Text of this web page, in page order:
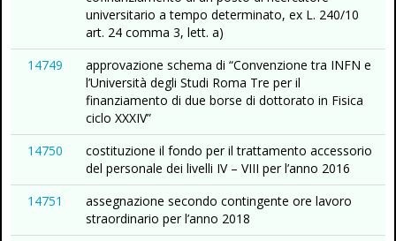
universitario a tempo determinato, ex L. 240/10
art. 24 comma 3, lett. a)
14749
approvazione schema di “Convenzione tra INFN e
l’Università degli Studi Roma Tre per il
finanziamento di due borse di dottorato in Fisica
ciclo XXXIV”
14750
costituzione il fondo per il trattamento accessorio
del personale dei livelli IV – VIII per l’anno 2016
14751
assegnazione secondo contingente ore lavoro
straordinario per l’anno 2018